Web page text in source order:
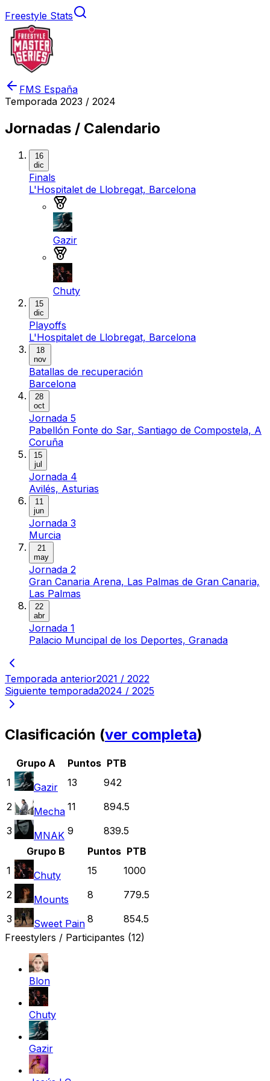
Freestyle Stats
FMS España
Temporada 2023 / 2024
Jornadas / Calendario
16
dic
Finals
L'Hospitalet de Llobregat, Barcelona
Gazir
Chuty
15
dic
Playoffs
L'Hospitalet de Llobregat, Barcelona
18
nov
Batallas de recuperación
Barcelona
28
oct
Jornada 5
Pabellón Fonte do Sar, Santiago de Compostela, A
Coruña
15
jul
Jornada 4
Avilés, Asturias
11
jun
Jornada 3
Murcia
21
may
Jornada 2
Gran Canaria Arena, Las Palmas de Gran Canaria,
Las Palmas
22
abr
Jornada 1
Palacio Muncipal de los Deportes, Granada
Temporada anterior2021 / 2022
Siguiente temporada2024 / 2025
Clasificación (ver completa)
Grupo A Puntos PTB
1
Gazir 13
942
2
Mecha 11
894.5
3
MNAK 9
839.5
Grupo B
Puntos PTB
1
Chuty 15
1000
2
Mounts 8
779.5
3
Sweet Pain 8
854.5
Freestylers / Participantes (12)
Blon
Chuty
Gazir